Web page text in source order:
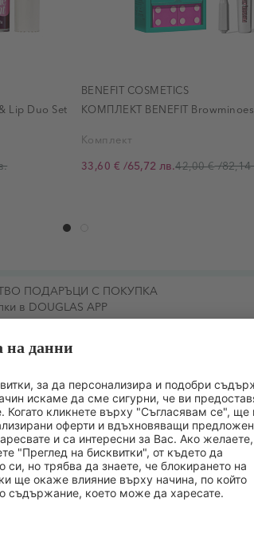
Lip Duo Set
BENEFIT COSMETICS
КОМПЛЕКТ BENEFIT Browminoes
Комплект
Промо цена
33,60 € /65,72 лв.42,00 €/82,14
ПОДАРЪЦИ С ПОКУПКА
в DOUGLAS APP
покритие, което не запушва
и фините линии по лицето. Безцветната и
прави идеална за нанасяне самостоятелно
блясък по кожата, по който грима пасва